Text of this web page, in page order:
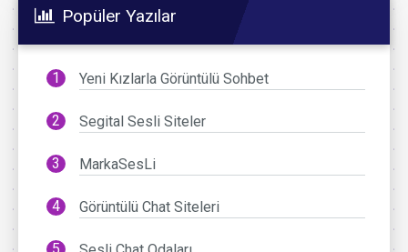
Popüler Yazılar
Yeni Kızlarla Görüntülü Sohbet
Segital Sesli Siteler
MarkaSesLi
Görüntülü Chat Siteleri